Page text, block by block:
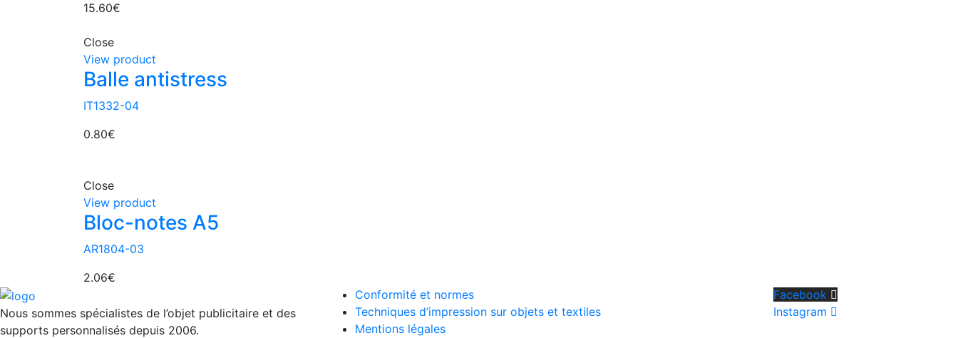
15.60€
Close
View product
Balle antistress
IT1332-04
0.80€
Close
View product
Bloc-notes A5
AR1804-03
2.06€
Nous sommes spécialistes de l’objet publicitaire et des
supports personnalisés depuis 2006.
Conformité et normes
Techniques d’impression sur objets et textiles
Mentions légales
Facebook
Instagram